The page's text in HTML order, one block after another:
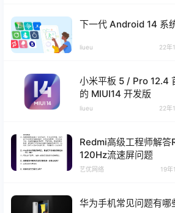
下一代 Android 14 系
liueu 22年
小米平板 5 / Pro 12.4
的 MIUI14 开发版
liueu 22年
Redmi高级工程师解
120Hz流速屏问题
艺优网络 19年
华为手机常见问题有哪